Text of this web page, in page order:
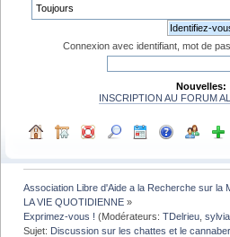
Connexion avec identifiant, mot de
Nouvelles:
INSCRIPTION AU FORUM
Association Libre d'Aide a la Recherche sur la
LA VIE QUOTIDIENNE »
Exprimez-vous ! (Modérateurs:TDelrieu ,sylvia
Sujet: Discussion sur les chattes et le